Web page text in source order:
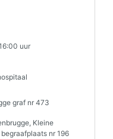
uur
graf nr 473
Kleine
nr 196